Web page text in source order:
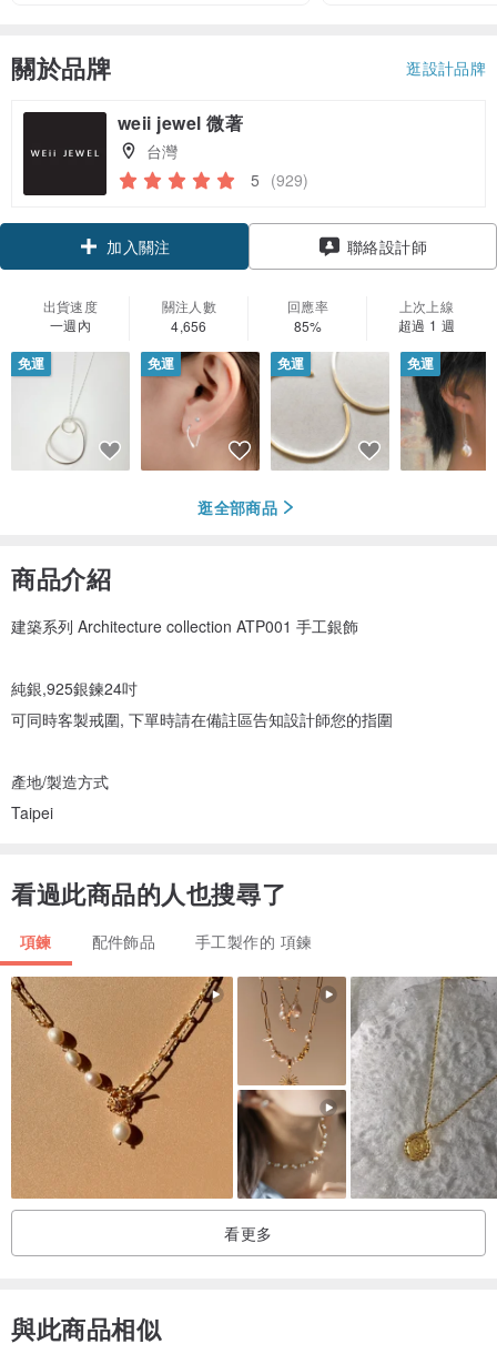
關於品牌 逛設計品牌
weii jewel 微著
台灣
5 (929)
加入關注
聯絡設計師
出貨速度
一週內
關注人數
4,656
回應率
85%
上次上線
超過 1 週
免運 免運 免運 免運
逛全部商品
商品介紹
建築系列 Architecture collection ATP001 手工銀飾
純銀,925銀鍊24吋
可同時客製戒圍, 下單時請在備註區告知設計師您的指圍
產地/製造方式
Taipei
看過此商品的人也搜尋了
項鍊 配件飾品 手工製作的 項鍊
看更多
與此商品相似